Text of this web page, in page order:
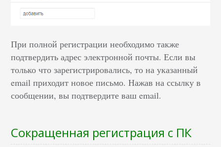
При полной регистрации необходимо также
подтвердить адрес электронной почты. Если вы
только что зарегистрировались, то на указанный
email приходит новое письмо. Нажав на ссылку в
сообщении, вы подтвердите ваш email.
Сокращенная регистрация с ПК